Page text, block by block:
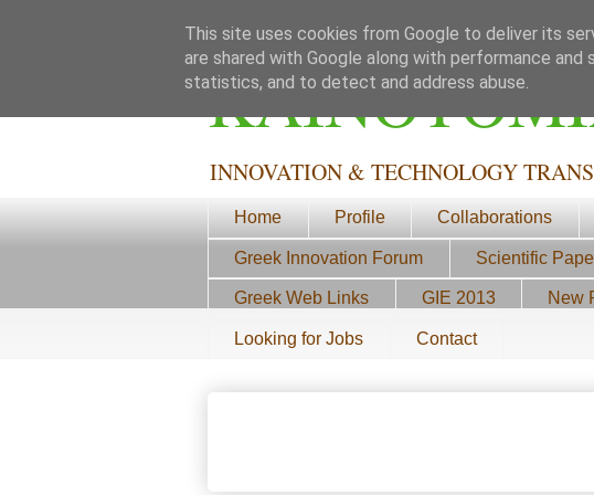
INNOVATION & TECHNOLOGY
Home Profile Collaborations
Greek Innovation Forum Scientific
Greek Web Links GIE 2013 New
Looking for Jobs Contact
This site uses cookies from Google to deliver its
are shared with Google along with performance
statistics, and to detect and address abuse.